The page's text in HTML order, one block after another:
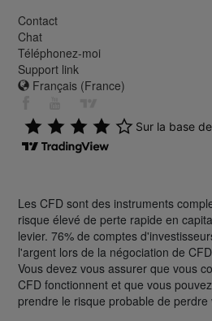
Contact
Chat
Téléphonez-moi
Support link
Français (France)
Les CFD sont des instruments
risque élevé de perte rapide en
levier. 76% de comptes
l'argent lors de la négociation de
Vous devez vous assurer que vous
CFD fonctionnent et que vous
prendre le risque probable de perdre